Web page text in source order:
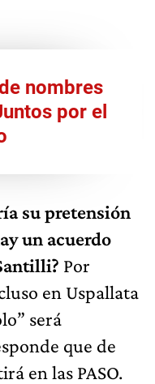
nombres
por el
su pretensión
un acuerdo
Por
en Uspallata
será
que de
en las PASO.